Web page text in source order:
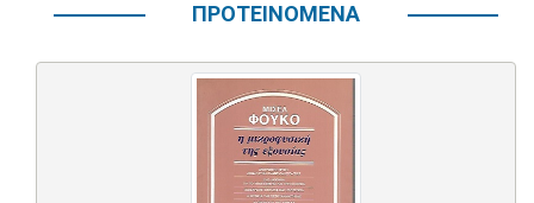
ΠΡΟΤΕΙΝΟΜΕΝΑ